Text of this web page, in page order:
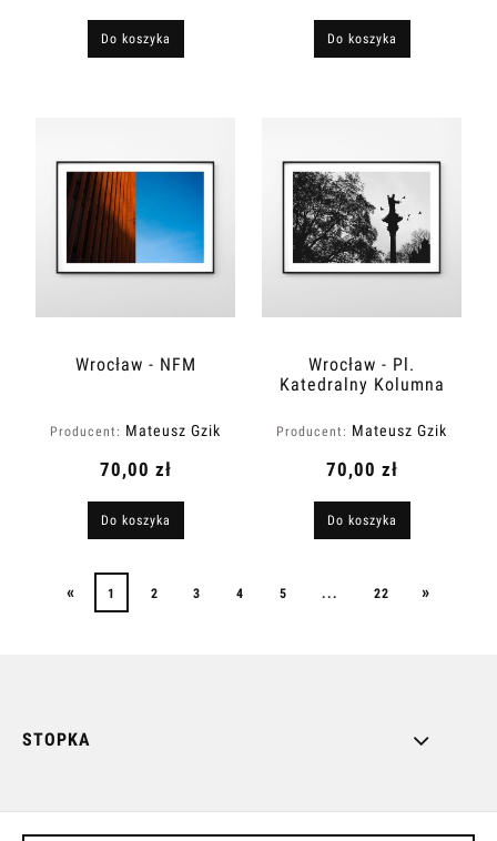
Do koszyka Do koszyka
Wrocław - NFM
Producent: Mateusz Gzik
70,00 zł
Do koszyka
Wrocław - Pl.
Katedralny Kolumna
Producent: Mateusz Gzik
70,00 zł
Do koszyka
« 1 2 3 4 5 ... 22 »
STOPKA